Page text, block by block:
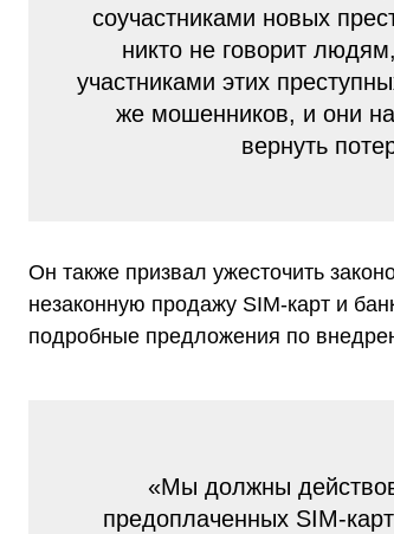
соучастниками новых
никто не говорит
участниками этих
же мошенников, и они
вернуть
Он также призвал ужесточить
незаконную продажу SIM-карт и
подробные предложения по
«Мы должны
предоплаченных SIM-